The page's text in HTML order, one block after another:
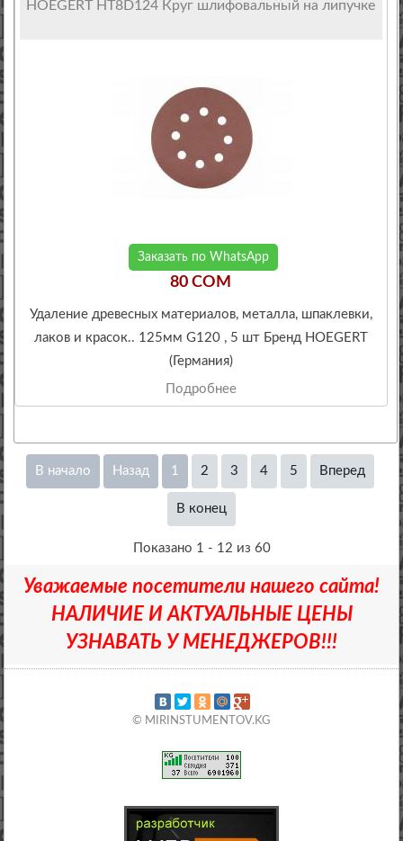
HOEGERT HT8D124 Круг шлифовальный на липучке
Заказать по WhatsApp
80 COM
Удаление древесных материалов, металла, шпаклевки,
лаков и красок.. 125мм G120 , 5 шт Бренд HOEGERT
(Германия)
Подробнее
В начало Назад 1 2 3 4 5 Вперед
В конец
Показано 1 - 12 из 60
Уважаемые посетители нашего сайта!
НАЛИЧИЕ И АКТУАЛЬНЫЕ ЦЕНЫ
УЗНАВАТЬ У МЕНЕДЖЕРОВ!!!
© MIRINSTUMENTOV.KG